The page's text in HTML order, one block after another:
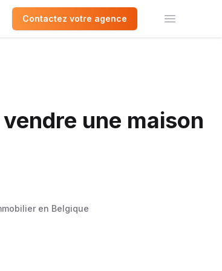
Contactez votre agence
Ouvrir le
une maison
en Belgique